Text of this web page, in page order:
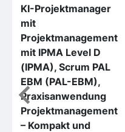
KI-Projektmanager
mit
Projektmanagement
mit IPMA Level D
(IPMA), Scrum PAL
EBM (PAL-EBM),
Praxisanwendung
Projektmanagement
– Kompakt und